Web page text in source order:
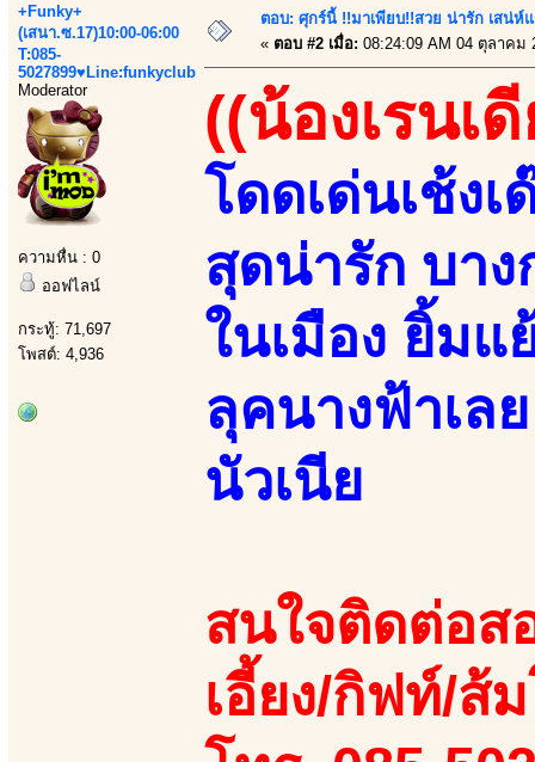
+Funky+
(เสนา.ซ.17)10:00-06:00
T:085-
5027899♥Line:funkyclub
Moderator
ความหื่น : 0
ออฟไลน์
กระทู้: 71,697
โพสต์: 4,936
ตอบ: ศุกร์นี้ !!มาเพียบ!!สวย น่ารัก เสน่ห์
« ตอบ #2 เมื่อ: 08:24:09 AM 04 ตุลาคม
((น้องเรนเ
โดดเด่นเช้ง
สุดน่ารัก บา
ในเมือง ยิ้ม
ลุคนางฟ้าเล
นัวเนีย
สนใจติดต่อส
เอี้ยง/กิฟท์/ส้